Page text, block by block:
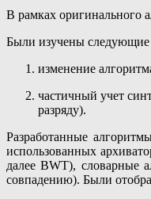
В рамках оригинального
Были изучены
изменение
частичный учет
разряду).
Разработанные
использованных
далее BWT), словарные
совпадению). Были